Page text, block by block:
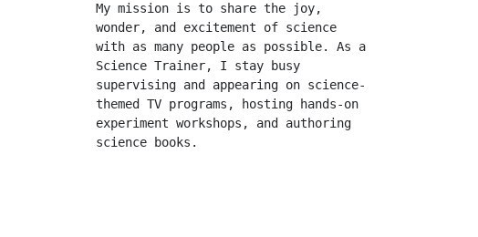
My mission is to share the joy,
wonder, and excitement of science
with as many people as possible. As a
Science Trainer, I stay busy
supervising and appearing on science-
themed TV programs, hosting hands-on
experiment workshops, and authoring
science books.